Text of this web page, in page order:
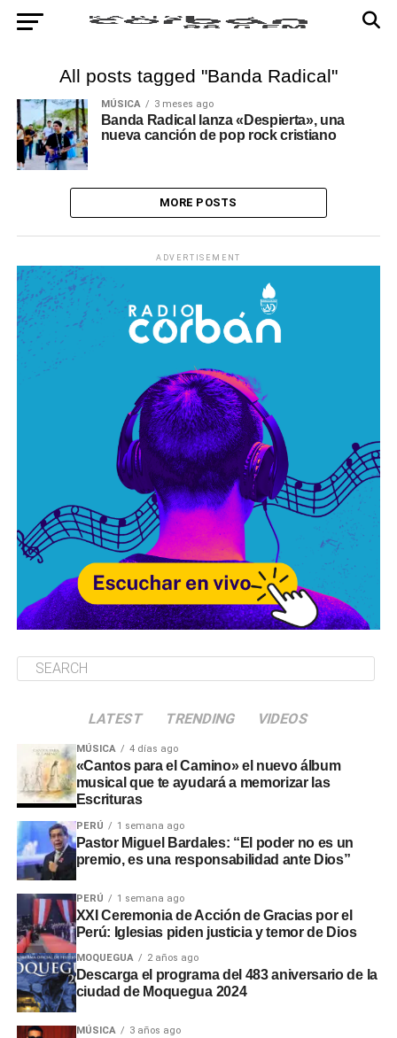
All posts tagged "Banda Radical"
MÚSICA 3 meses ago
Banda Radical lanza «Despierta», una
nueva canción de pop rock cristiano
MORE POSTS
ADVERTISEMENT
LATEST TRENDING VIDEOS
MÚSICA 4 días ago
«Cantos para el Camino» el nuevo álbum
musical que te ayudará a memorizar las
Escrituras
PERÚ 1 semana ago
Pastor Miguel Bardales: “El poder no es un
premio, es una responsabilidad ante Dios”
PERÚ 1 semana ago
XXI Ceremonia de Acción de Gracias por el
Perú: Iglesias piden justicia y temor de Dios
MOQUEGUA 2 años ago
Descarga el programa del 483 aniversario de la
ciudad de Moquegua 2024
MÚSICA 3 años ago